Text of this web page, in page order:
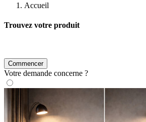
Accueil
Trouvez votre produit
Commencer
Votre demande concerne ?